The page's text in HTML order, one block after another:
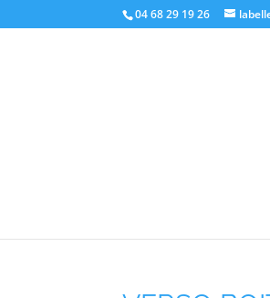
04 68 29 19 26